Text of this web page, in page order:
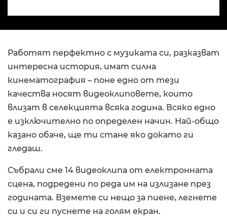
Работят перфектно с музиката си, разказват
интересна история, имат силна
кинематография – поне едно от тези
качества носят видеоклиповете, които
влизат в селекцията всяка година. Всяко едно
е изключително по определен начин. Най-общо
казано обаче, ще ти стане яко докато ги
гледаш.
Събрали сме 14 видеоклипа от електронната
сцена, подредени по реда им на излизане през
годината. Вземете си нещо за пиене, легнете
си и си ги пуснете на голям екран.